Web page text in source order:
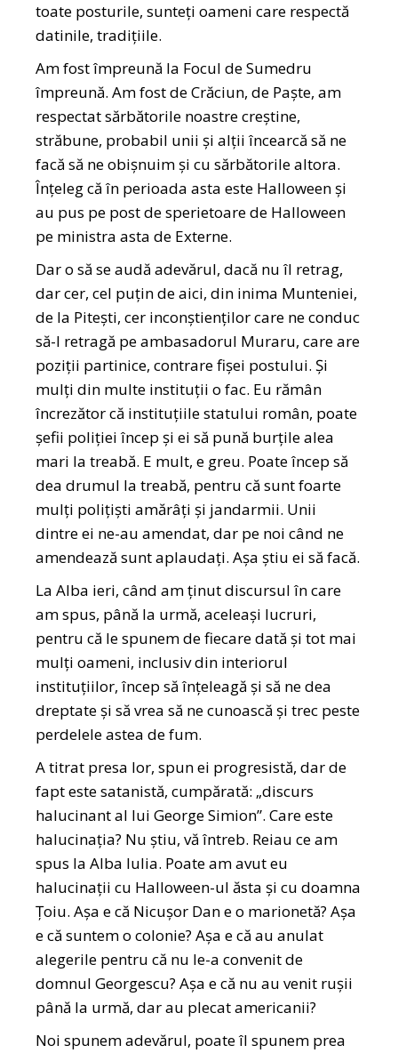
toate posturile, sunteți oameni care respectă
datinile, tradițiile.
Am fost împreună la Focul de Sumedru
împreună. Am fost de Crăciun, de Paște, am
respectat sărbătorile noastre creștine,
străbune, probabil unii și alții încearcă să ne
facă să ne obișnuim și cu sărbătorile altora.
Înțeleg că în perioada asta este Halloween și
au pus pe post de sperietoare de Halloween
pe ministra asta de Externe.
Dar o să se audă adevărul, dacă nu îl retrag,
dar cer, cel puțin de aici, din inima Munteniei,
de la Pitești, cer inconștienților care ne conduc
să-l retragă pe ambasadorul Muraru, care are
poziții partinice, contrare fișei postului. Și
mulți din multe instituții o fac. Eu rămân
încrezător că instituțiile statului român, poate
șefii poliției încep și ei să pună burțile alea
mari la treabă. E mult, e greu. Poate încep să
dea drumul la treabă, pentru că sunt foarte
mulți polițiști amărâți și jandarmii. Unii
dintre ei ne-au amendat, dar pe noi când ne
amendează sunt aplaudați. Așa știu ei să facă.
La Alba ieri, când am ținut discursul în care
am spus, până la urmă, aceleași lucruri,
pentru că le spunem de fiecare dată și tot mai
mulți oameni, inclusiv din interiorul
instituțiilor, încep să înțeleagă și să ne dea
dreptate și să vrea să ne cunoască și trec peste
perdelele astea de fum.
A titrat presa lor, spun ei progresistă, dar de
fapt este satanistă, cumpărată: „discurs
halucinant al lui George Simion”. Care este
halucinația? Nu știu, vă întreb. Reiau ce am
spus la Alba Iulia. Poate am avut eu
halucinații cu Halloween-ul ăsta și cu doamna
Țoiu. Așa e că Nicușor Dan e o marionetă? Așa
e că suntem o colonie? Așa e că au anulat
alegerile pentru că nu le-a convenit de
domnul Georgescu? Așa e că nu au venit rușii
până la urmă, dar au plecat americanii?
Noi spunem adevărul, poate îl spunem prea